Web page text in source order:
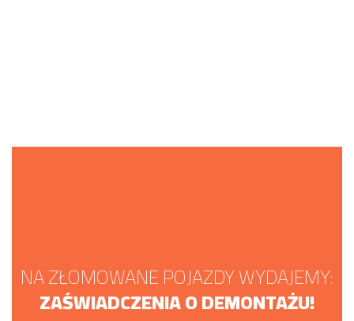
NA ZŁOMOWANE POJAZDY WYDAJEMY:
ZAŚWIADCZENIA O DEMONTAŻU!